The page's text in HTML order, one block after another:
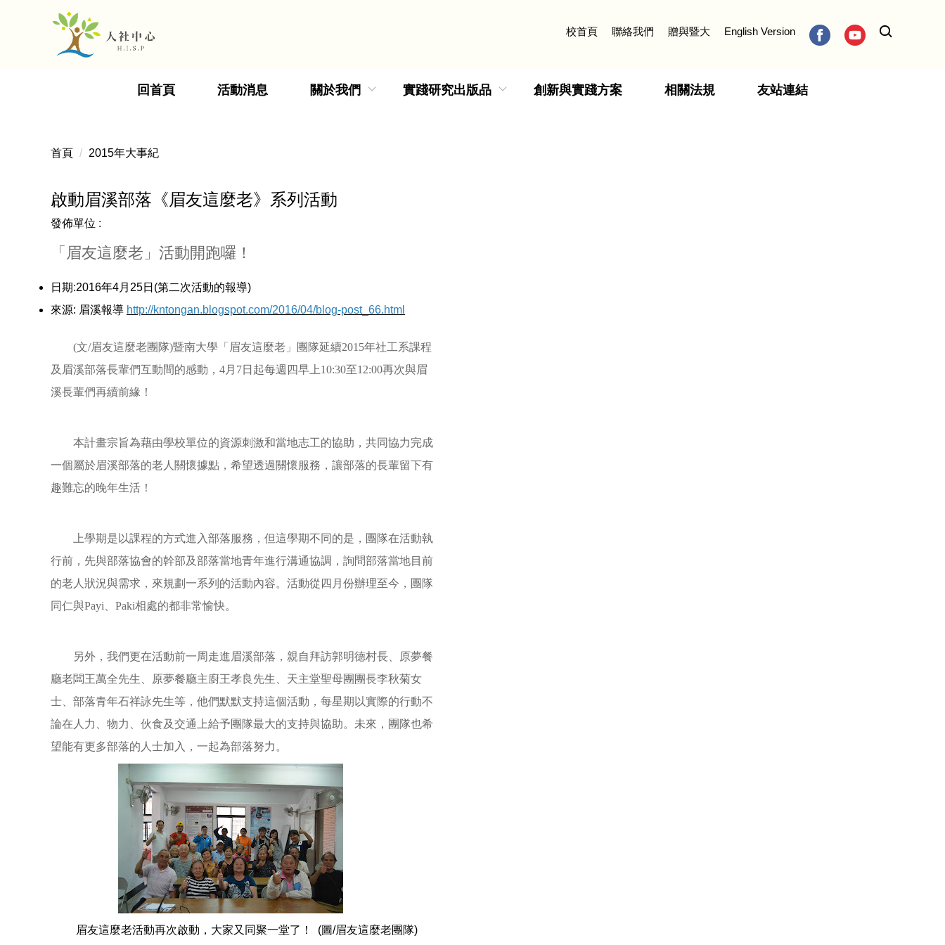
校首頁 聯絡我們 贈與暨大 English Version
回首頁 活動消息 關於我們 實踐研究出版品 創新與實踐方案 相關法規 友站連結
首頁 2015年大事紀
啟動眉溪部落《眉友這麼老》系列活動
發佈單位 :
「眉友這麼老」活動開跑囉！
日期:2016年4月25日(第二次活動的報導)
來源: 眉溪報導 http://kntongan.blogspot.com/2016/04/blog-post_66.html
(文/眉友這麼老團隊)暨南大學「眉友這麼老」團隊延續2015年社工系課程
及眉溪部落長輩們互動間的感動， 4月 7日起每週四早上10:30至12:00再次與眉
溪長輩們再續前緣！
本計畫宗旨為藉由學校單位的資源刺激和當地志工的協助，共同協力完成
一個屬於眉溪部落的老人關懷據點，希望透過關懷服務，讓部落的長輩留下有
趣難忘的晚年生活！
上學期是以課程的方式進入部落服務，但這學期不同的是，團隊在活動執
行前，先與部落協會的幹部及部落當地青年進行溝通協調，詢問部落當地目前
的老人狀況與需求，來規劃一系列的活動內容。活動從四月份辦理至今，團隊
同仁與Payi Paki相處的都非常愉快。
另外，我們更在活動前一周走進眉溪部落，親自拜訪郭明德村長、原夢餐
廳老闆王萬全先生、原夢餐廳主廚王孝良先生、天主堂聖母團團長李秋菊女
士、部落青年石祥詠先生等，他們默默支持這個活動，每星期以實際的行動不
論在人力、物力、伙食及交通上給予團隊最大的支持與協助。未來，團隊也希
望能有更多部落的人士加入，一起為部落努力。
眉友這麼老活動再次啟動，大家又同聚一堂了！ (圖/眉友這麼老團隊)